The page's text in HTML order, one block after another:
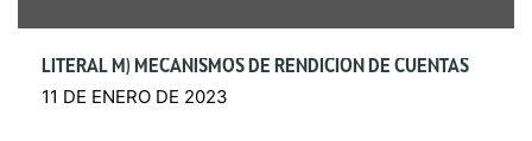
LITERAL M) MECANISMOS DE RENDICIÓN DE CUENTAS
11 DE ENERO DE 2023